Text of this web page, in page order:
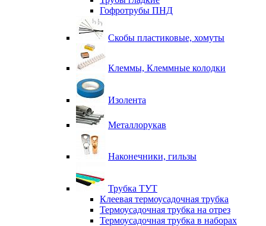
Гофротрубы ПНД
Скобы пластиковые, хомуты
Клеммы, Клеммные колодки
Изолента
Металлорукав
Наконечники, гильзы
Трубка ТУТ
Клеевая термоусадочная трубка
Термоусадочная трубка на отрез
Термоусадочная трубка в наборах